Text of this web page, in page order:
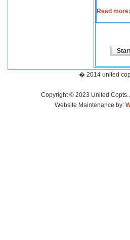
� 2014 united
Copyright © 2023 United
Website Maintenance by: